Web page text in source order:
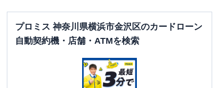
プロミス 神奈川県横浜市金沢区のカードローン
自動契約機・店舗・ATMを検索